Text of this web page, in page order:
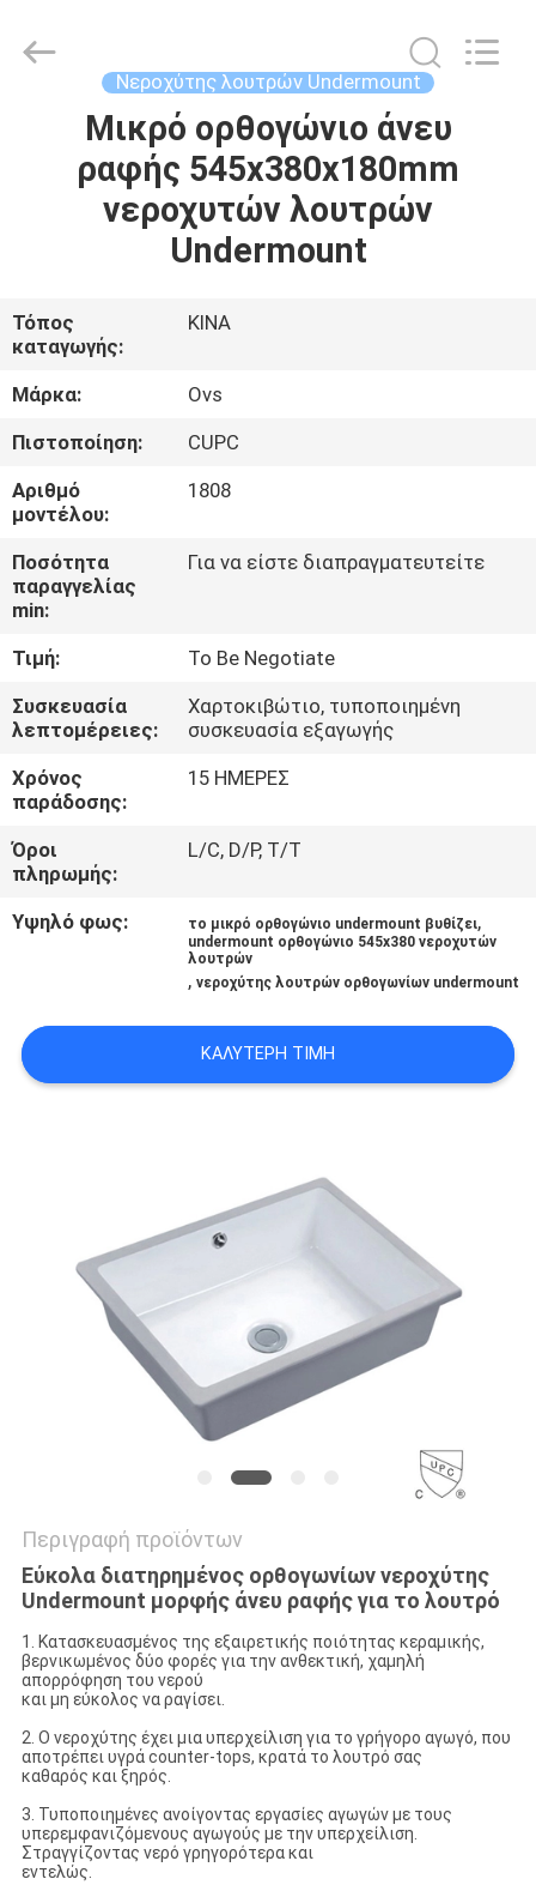
ΠΡΟΪΌΝΤΑ
ΕΜΕΊΣ
ΓΎΡΟΣ
ΕΡΓΟΣΤΑΣΊΩΝ
ΠΟΙΟΤΙΚΌΣ
ΈΛΕΓΧΟΣ
ΕΛΆΤΕ
ΣΕ
ΕΠΑΦΉ
ΜΕ
ΕΙΔΉΣΕΙΣ
ΠΕΡΙΠΤΏΣΕΙΣ
SITEMAP
Νεροχύτης λουτρών Undermount
Μικρό ορθογώνιο άνευ
ραφής 545x380x180mm
νεροχυτών λουτρών
Undermount
Τόπος
καταγωγής:
ΚΙΝΑ
Μάρκα:
Ovs
Πιστοποίηση:
CUPC
Αριθμό
μοντέλου:
1808
Ποσότητα
παραγγελίας
min:
Για να είστε διαπραγματευτείτε
Τιμή:
To Be Negotiate
Συσκευασία
λεπτομέρειες:
Χαρτοκιβώτιο, τυποποιημένη
συσκευασία εξαγωγής
Χρόνος
παράδοσης:
15 ΗΜΕΡΕΣ
Όροι
πληρωμής:
L/C, D/P, T/T
Υψηλό φως: το μικρό ορθογώνιο undermount βυθίζει,
undermount ορθογώνιο 545x380 νεροχυτών
λουτρών
,νεροχύτης λουτρών ορθογωνίων undermount
ΚΑΛΎΤΕΡΗ ΤΙΜΉ
Περιγραφή προϊόντων
Εύκολα διατηρημένος ορθογωνίων νεροχύτης
Undermount μορφής άνευ ραφής για το λουτρό
1. Κατασκευασμένος της εξαιρετικής ποιότητας κεραμικής,
βερνικωμένος δύο φορές για την ανθεκτική, χαμηλή
απορρόφηση του νερού
και μη εύκολος να ραγίσει.
2. Ο νεροχύτης έχει μια υπερχείλιση για το γρήγορο αγωγό, που
αποτρέπει υγρά counter-tops, κρατά το λουτρό σας
καθαρός και ξηρός.
3. Τυποποιημένες ανοίγοντας εργασίες αγωγών με τους
υπερεμφανιζόμενους αγωγούς με την υπερχείλιση.
Στραγγίζοντας νερό γρηγορότερα και
εντελώς.